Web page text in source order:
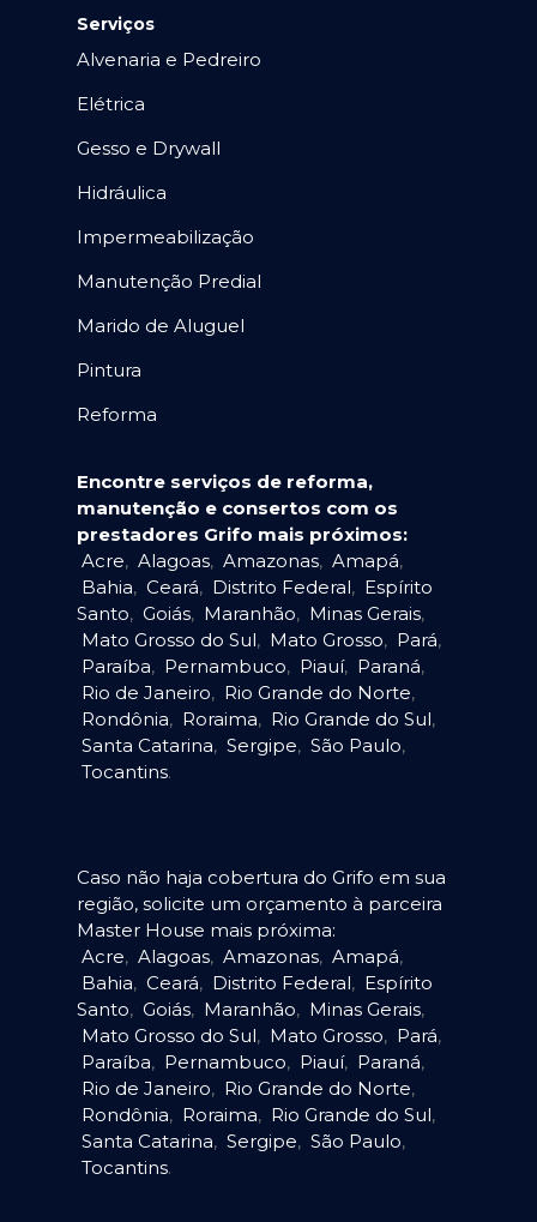
Serviços
Alvenaria e Pedreiro
Elétrica
Gesso e Drywall
Hidráulica
Impermeabilização
Manutenção Predial
Marido de Aluguel
Pintura
Reforma
Encontre serviços de reforma,
manutenção e consertos com os
prestadores Grifo mais próximos:
Acre, Alagoas, Amazonas, Amapá,
Bahia, Ceará, Distrito Federal, Espírito
Santo, Goiás, Maranhão, Minas Gerais,
Mato Grosso do Sul, Mato Grosso, Pará,
Paraíba, Pernambuco, Piauí, Paraná,
Rio de Janeiro, Rio Grande do Norte,
Rondônia, Roraima, Rio Grande do Sul,
Santa Catarina, Sergipe, São Paulo,
Tocantins.
Caso não haja cobertura do Grifo em sua
região, solicite um orçamento à parceira
Master House mais próxima:
Acre, Alagoas, Amazonas, Amapá,
Bahia, Ceará, Distrito Federal, Espírito
Santo, Goiás, Maranhão, Minas Gerais,
Mato Grosso do Sul, Mato Grosso, Pará,
Paraíba, Pernambuco, Piauí, Paraná,
Rio de Janeiro, Rio Grande do Norte,
Rondônia, Roraima, Rio Grande do Sul,
Santa Catarina, Sergipe, São Paulo,
Tocantins.